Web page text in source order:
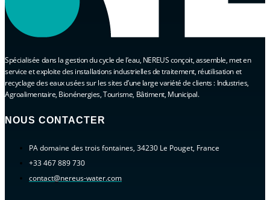
Spécialisée dans la gestion du cycle de l’eau, NEREUS conçoit, assemble, met en
service et exploite des installations industrielles de traitement, réutilisation et
recyclage des eaux usées sur les sites d’une large variété de clients : Industries,
Agroalimentaire, Bionénergies, Tourisme, Bâtiment, Municipal.
NOUS CONTACTER
PA domaine des trois fontaines, 34230 Le Pouget, France
+33 467 889 730
contact@nereus-water.com